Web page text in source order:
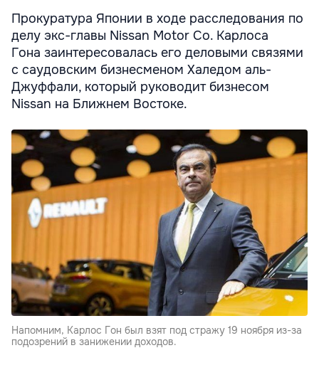
Прокуратура Японии в ходе расследования по
делу экс-главы Nissan Motor Co. Карлоса
Гона заинтересовалась его деловыми связями
с саудовским бизнесменом Халедом аль-
Джуффали, который руководит бизнесом
Nissan на Ближнем Востоке.
Напомним, Карлос Гон был взят под стражу 19 ноября из-за
подозрений в занижении доходов.